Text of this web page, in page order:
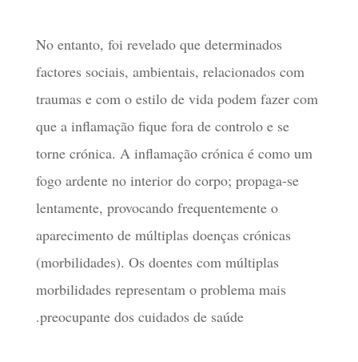
No entanto, foi revelado que determinados
factores sociais, ambientais, relacionados com
traumas e com o estilo de vida podem fazer com
que a inflamação fique fora de controlo e se
torne crónica. A inflamação crónica é como um
fogo ardente no interior do corpo; propaga-se
lentamente, provocando frequentemente o
aparecimento de múltiplas doenças crónicas
(morbilidades). Os doentes com múltiplas
morbilidades representam o problema mais
preocupante dos cuidados de saúde.